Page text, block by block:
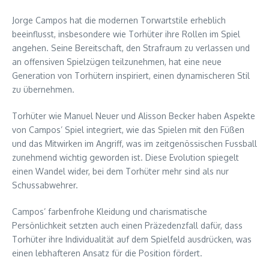
Jorge Campos hat die modernen Torwartstile erheblich
beeinflusst, insbesondere wie Torhüter ihre Rollen im Spiel
angehen. Seine Bereitschaft, den Strafraum zu verlassen und
an offensiven Spielzügen teilzunehmen, hat eine neue
Generation von Torhütern inspiriert, einen dynamischeren Stil
zu übernehmen.
Torhüter wie Manuel Neuer und Alisson Becker haben Aspekte
von Campos’ Spiel integriert, wie das Spielen mit den Füßen
und das Mitwirken im Angriff, was im zeitgenössischen Fussball
zunehmend wichtig geworden ist. Diese Evolution spiegelt
einen Wandel wider, bei dem Torhüter mehr sind als nur
Schussabwehrer.
Campos’ farbenfrohe Kleidung und charismatische
Persönlichkeit setzten auch einen Präzedenzfall dafür, dass
Torhüter ihre Individualität auf dem Spielfeld ausdrücken, was
einen lebhafteren Ansatz für die Position fördert.